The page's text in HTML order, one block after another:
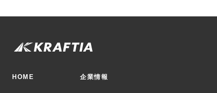
HOME 企業情報